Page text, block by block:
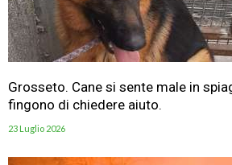
Grosseto. Cane si sente male in
fingono di chiedere aiuto.
23 Luglio 2026